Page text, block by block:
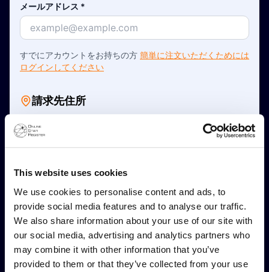
This website uses cookies
We use cookies to personalise content and ads, to
provide social media features and to analyse our traffic.
We also share information about your use of our site with
our social media, advertising and analytics partners who
may combine it with other information that you’ve
provided to them or that they’ve collected from your use
メールアドレス *
すでにアカウントをお持ちの方 簡単に注文いただくためには
ログインしてください
請求先住所
氏名
会社の住所
住所 1*
住所 2（任意）